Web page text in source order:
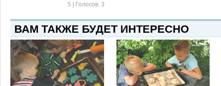
5 | Голосов: 3
ВАМ ТАКЖЕ БУДЕТ ИНТЕРЕСНО